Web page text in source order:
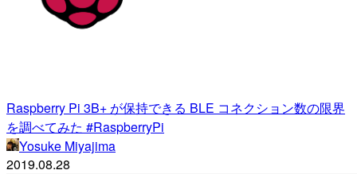
Raspberry Pi 3B+ が保持できる BLE コネクション数の限界
を調べてみた #RaspberryPi
Yosuke Miyajima
2019.08.28